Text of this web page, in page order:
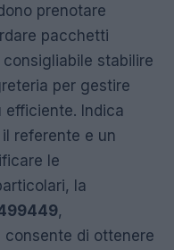
prenotare
pacchetti
stabilire
per gestire
efficiente. Indica
referente e un
le
la
,
consente di ottenere